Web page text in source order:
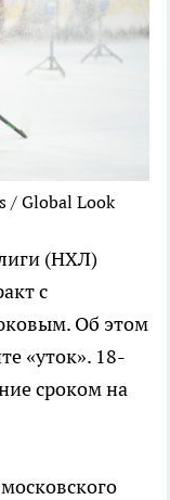
/ Global Look
(НХЛ)
с
Об этом
«уток». 18-
сроком на